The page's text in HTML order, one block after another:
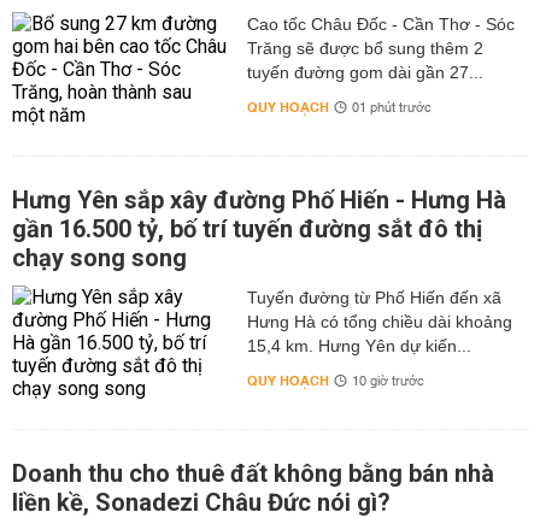
Cao tốc Châu Đốc - Cần Thơ - Sóc
Trăng sẽ được bổ sung thêm 2
tuyến đường gom dài gần 27...
QUY HOẠCH 01 phút trước
Hưng Yên sắp xây đường Phố Hiến - Hưng Hà
gần 16.500 tỷ, bố trí tuyến đường sắt đô thị
chạy song song
Tuyến đường từ Phố Hiến đến xã
Hưng Hà có tổng chiều dài khoảng
15,4 km. Hưng Yên dự kiến...
QUY HOẠCH 10 giờ trước
Doanh thu cho thuê đất không bằng bán nhà
liền kề, Sonadezi Châu Đức nói gì?